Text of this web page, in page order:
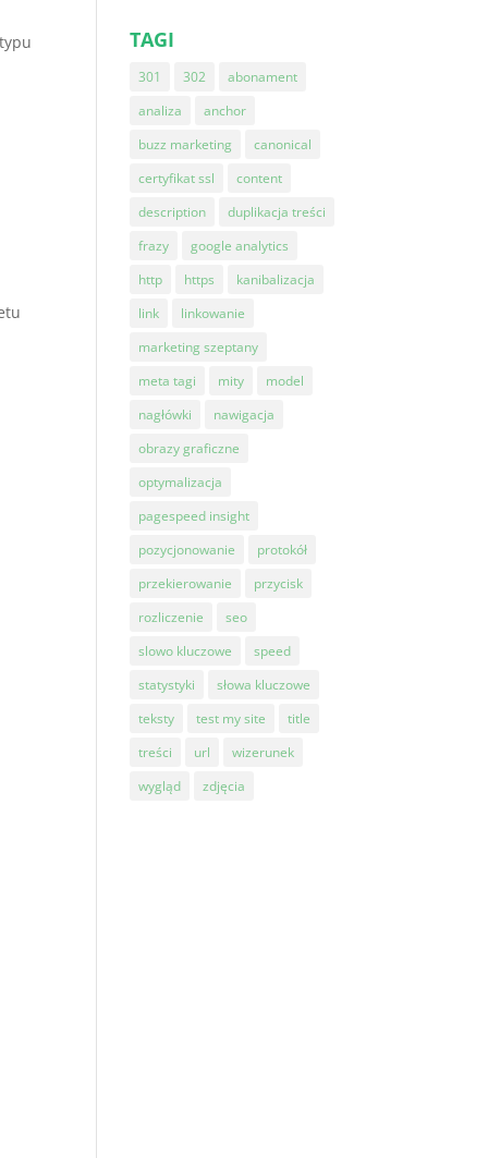
TAGI
301 302
abonament
analiza
anchor
buzz marketing
canonical
certyfikat ssl
content
description
duplikacja treści
frazy
google analytics
http
https
kanibalizacja
link
linkowanie
marketing szeptany
meta tagi
mity
model
nagłówki
nawigacja
obrazy graficzne
optymalizacja
pagespeed insight
pozycjonowanie
protokół
przekierowanie
przycisk
rozliczenie
seo
slowo kluczowe
speed
statystyki
słowa kluczowe
teksty
test my site
title
treści
url
wizerunek
wygląd
zdjęcia